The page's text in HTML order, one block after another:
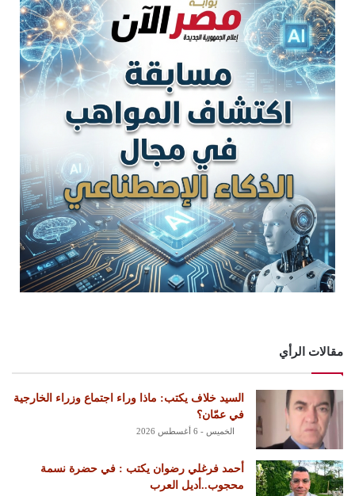
مقالات الرأي
السيد خلاف يكتب: ماذا وراء اجتماع وزراء الخارجية
في عمّان؟
الخميس - 6 أغسطس 2026
أحمد فرغلي رضوان يكتب : في حضرة نسمة
محجوب..أديل العرب